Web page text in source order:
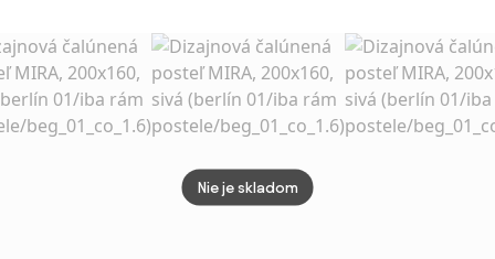
matraca
SOMMERA 18 cm
Rošt: Bez roštu,
Matrac: Bez
matraca
Nie je skladom